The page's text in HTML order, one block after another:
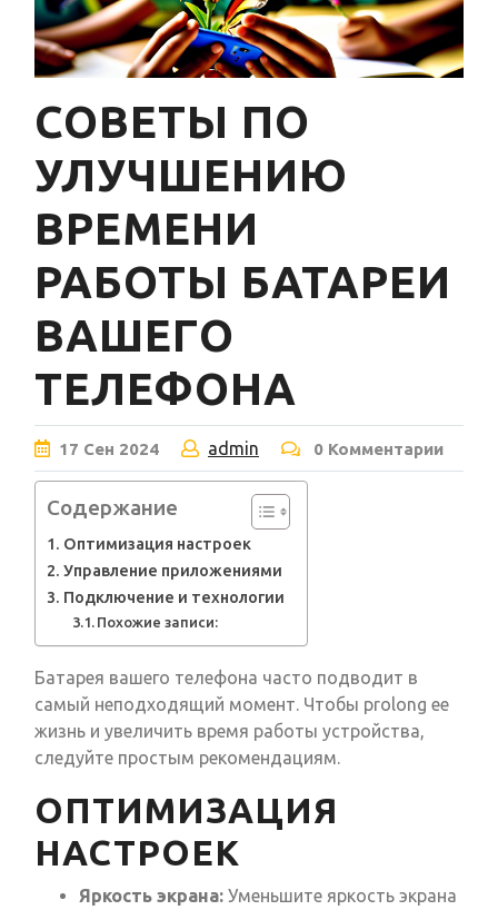
СОВЕТЫ ПО
УЛУЧШЕНИЮ
ВРЕМЕНИ
РАБОТЫ БАТАРЕИ
ВАШЕГО
ТЕЛЕФОНА
17 Сен 2024 admin 0 Комментарии
Содержание
Оптимизация настроек
Управление приложениями
Подключение и технологии
Похожие записи:
Батарея вашего телефона часто подводит в
самый неподходящий момент. Чтобы prolong ее
жизнь и увеличить время работы устройства,
следуйте простым рекомендациям.
ОПТИМИЗАЦИЯ
НАСТРОЕК
Яркость экрана: Уменьшите яркость экрана